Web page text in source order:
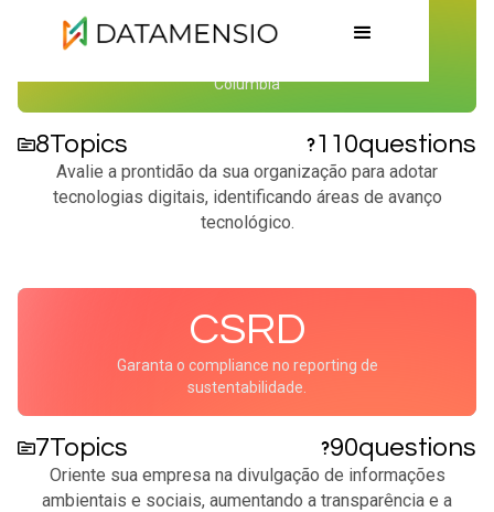
Digital Maturity
Columbia
8Topics 110questions
Avalie a prontidão da sua organização para adotar
tecnologias digitais, identificando áreas de avanço
tecnológico.​
CSRD
Garanta o compliance no reporting de
sustentabilidade.
7Topics 90questions
Oriente sua empresa na divulgação de informações
ambientais e sociais, aumentando a transparência e a